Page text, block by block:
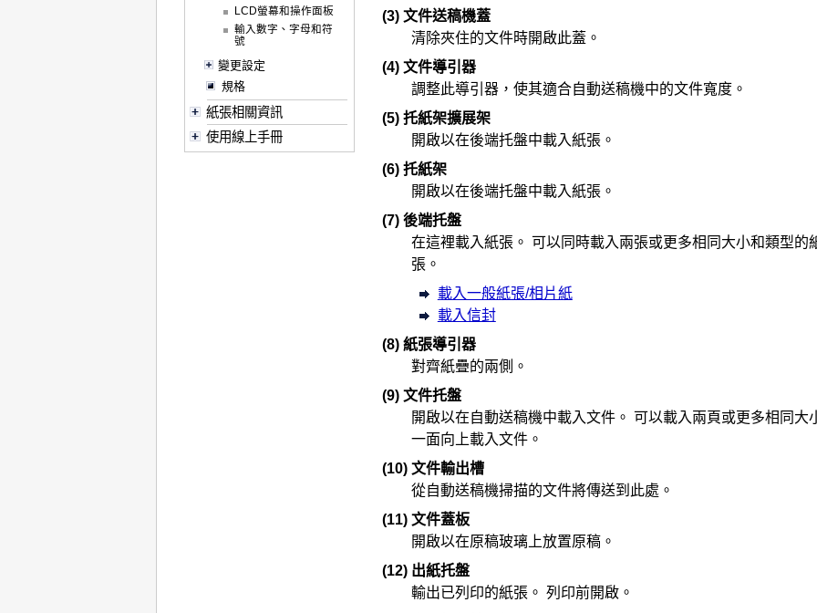
LCD螢幕和操作面板
輸入數字、字母和符
號
變更設定
規格
紙張相關資訊
使用線上手冊
(3) 文件送稿機蓋
清除夾住的文件時開啟此蓋。
(4) 文件導引器
調整此導引器，使其適合自動送稿機中的文件寬度。
(5) 托紙架擴展架
開啟以在後端托盤中載入紙張。
(6) 托紙架
開啟以在後端托盤中載入紙張。
(7) 後端托盤
在這裡載入紙張。 可以同時載入兩張或更多相同大小和類型的
張。
載入一般紙張/相片紙
載入信封
(8) 紙張導引器
對齊紙疊的兩側。
(9) 文件托盤
開啟以在自動送稿機中載入文件。 可以載入兩頁或更多相同大
一面向上載入文件。
(10) 文件輸出槽
從自動送稿機掃描的文件將傳送到此處。
(11) 文件蓋板
開啟以在原稿玻璃 上放置原稿。
(12) 出紙托盤
輸出已列印的紙張。 列印前開啟。